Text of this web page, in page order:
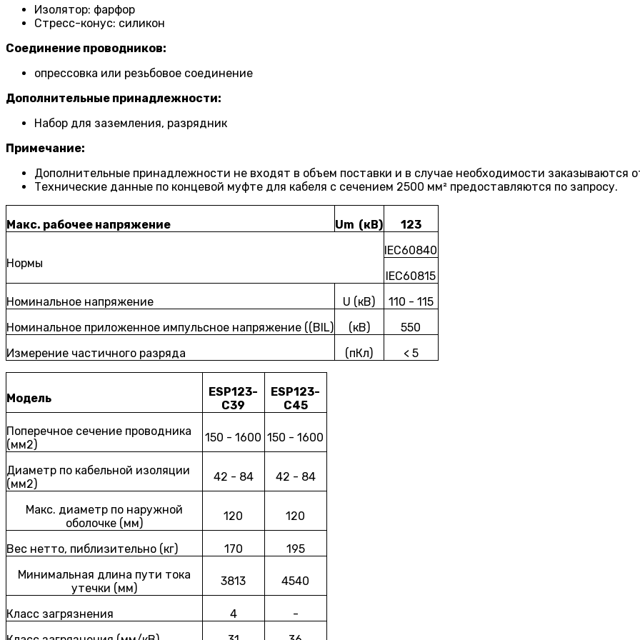
Изолятор: фарфор
Стресс-конус: силикон
Соединение проводников:
опрессовка или резьбовое соединение
Дополнительные принадлежности:
Набор для заземления, разрядник
Примечание:
Дополнительные принадлежности не входят в объем поставки и в случае необходимости заказываются
Технические данные по концевой муфте для кабеля с сечением 2500 мм² предоставляются по запросу.
Макс. рабочее напряжение Um (кВ) 123
Нормы
IEC60840
IEC60815
Номинальное напряжение
U (кВ)
110 - 115
Номинальное приложенное импульсное напряжение ((BIL)
(кВ)
550
Измерение частичного разряда
(пКл) < 5
Модель
ESP123-
C39
ESP123-
C45
Поперечное сечение проводника
(мм2)
150 - 1600 150 - 1600
Диаметр по кабельной изоляции
(мм2)
42 - 84 42 - 84
Макс. диаметр по наружной
оболочке (мм)
120 120
Вес нетто, пиблизительно (кг) 170
195
Минимальная длина пути тока
утечки (мм)
3813 4540
Класс загрязнения 4
-